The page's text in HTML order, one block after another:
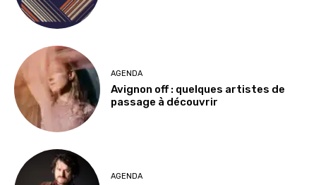
AGENDA
Avignon off : quelques artistes de
passage à découvrir
AGENDA